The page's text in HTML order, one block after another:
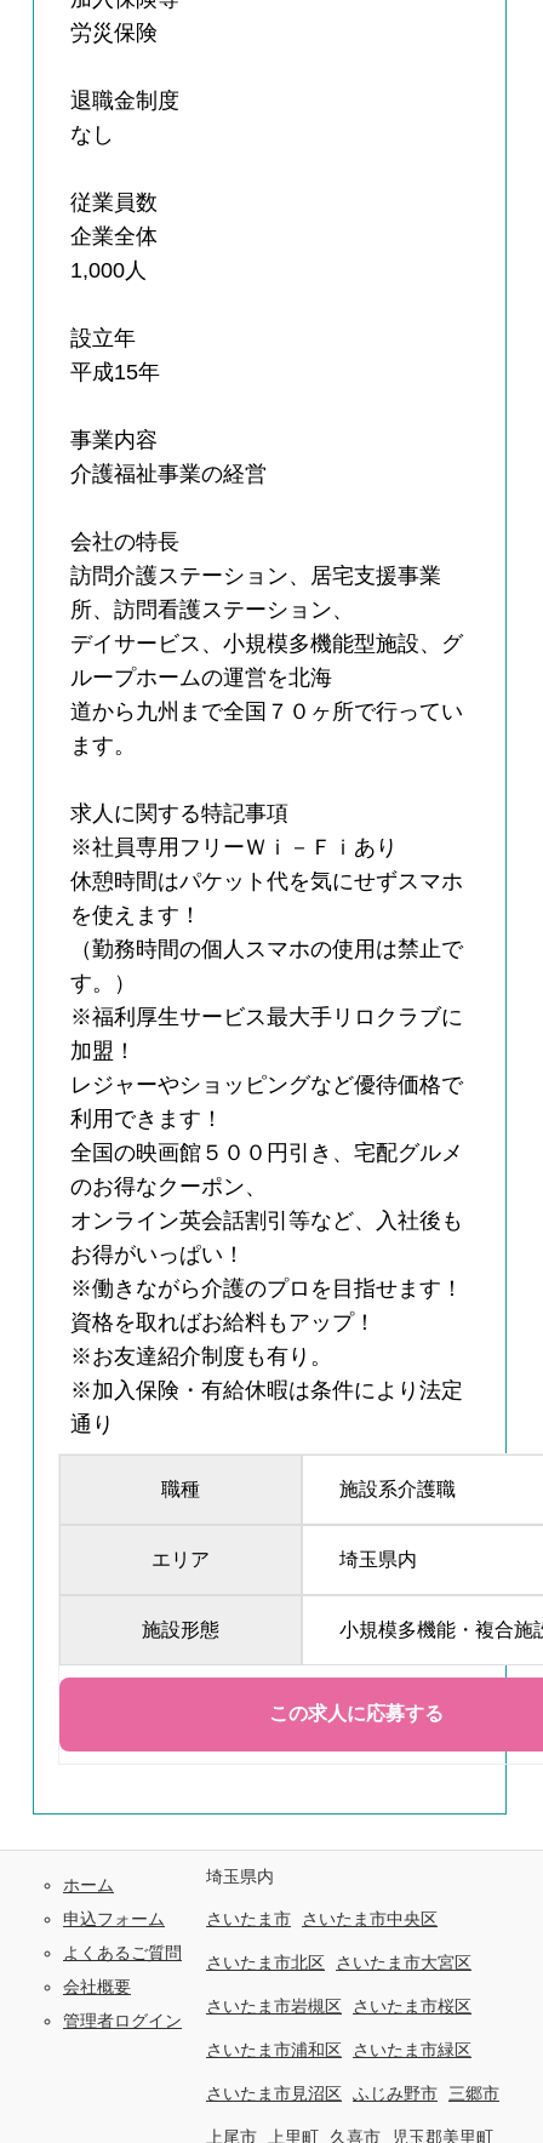
労災保険
退職金制度
なし
従業員数
企業全体
1,000人
設立年
平成15年
事業内容
介護福祉事業の経営
会社の特長
訪問介護ステーション、居宅支援事業
所、訪問看護ステーション、
デイサービス、小規模多機能型施設、グ
ループホームの運営を北海
道から九州まで全国７０ヶ所で行ってい
ます。
求人に関する特記事項
※社員専用フリーＷｉ－Ｆｉあり
休憩時間はパケット代を気にせずスマホ
を使えます！
（勤務時間の個人スマホの使用は禁止で
す。）
※福利厚生サービス最大手リロクラブに
加盟！
レジャーやショッピングなど優待価格で
利用できます！
全国の映画館５００円引き、宅配グルメ
のお得なクーポン、
オンライン英会話割引等など、入社後も
お得がいっぱい！
※働きながら介護のプロを目指せます！
資格を取ればお給料もアップ！
※お友達紹介制度も有り。
※加入保険・有給休暇は条件により法定
通り
職種 施設系介護職
エリア 埼玉県内
施設形態 小規模多機能・複合施
ホーム
申込フォーム
よくあるご質問
会社概要
管理者ログイン
埼玉県内
さいたま市 さいたま市中央区
さいたま市北区 さいたま市大宮区
さいたま市岩槻区 さいたま市桜区
さいたま市浦和区 さいたま市緑区
さいたま市見沼区 ふじみ野市 三郷市
上尾市 上里町 久喜市 児玉郡美里町